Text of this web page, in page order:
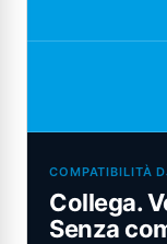
COMPATIBILITÀ
Collega.
Senza